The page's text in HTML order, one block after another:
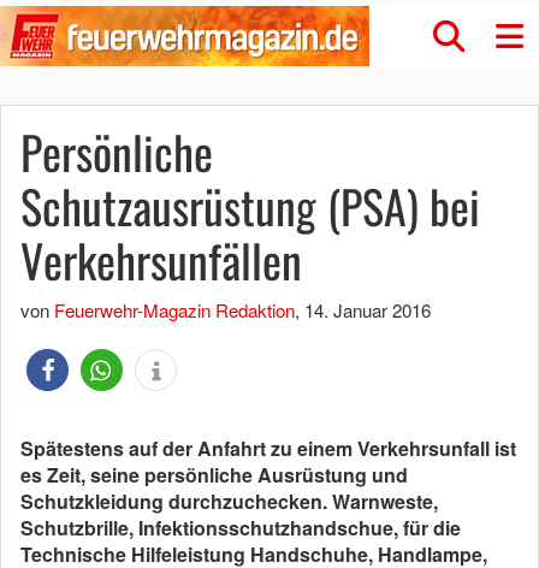
Persönliche
Schutzausrüstung (PSA) bei
Verkehrsunfällen
von Feuerwehr-Magazin Redaktion, 14. Januar 2016
Spätestens auf der Anfahrt zu einem Verkehrsunfall ist
es Zeit, seine persönliche Ausrüstung und
Schutzkleidung durchzuchecken. Warnweste,
Schutzbrille, Infektionsschutzhandschue, für die
Technische Hilfeleistung Handschuhe, Handlampe,